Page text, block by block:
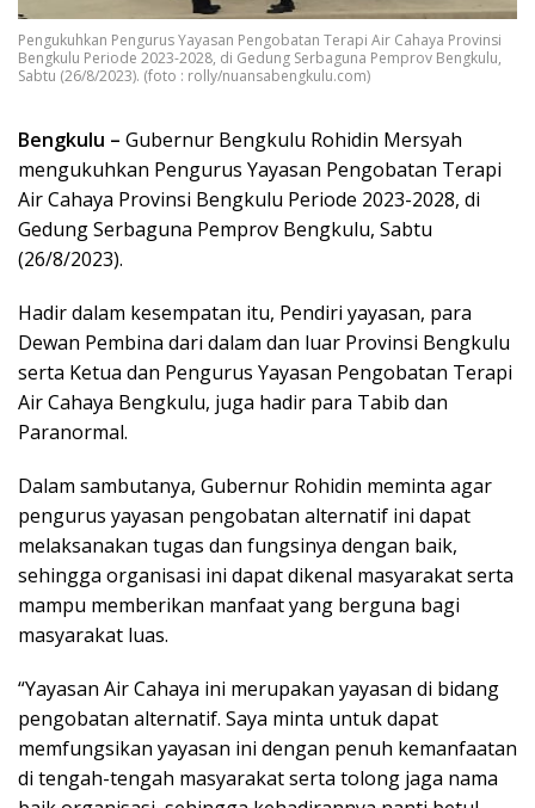
Pengukuhkan Pengurus Yayasan Pengobatan Terapi Air Cahaya Provinsi
Bengkulu Periode 2023-2028, di Gedung Serbaguna Pemprov Bengkulu,
Sabtu (26/8/2023). (foto : rolly/nuansabengkulu.com)
Bengkulu – Gubernur Bengkulu Rohidin Mersyah
mengukuhkan Pengurus Yayasan Pengobatan Terapi
Air Cahaya Provinsi Bengkulu Periode 2023-2028, di
Gedung Serbaguna Pemprov Bengkulu, Sabtu
(26/8/2023).
Hadir dalam kesempatan itu, Pendiri yayasan, para
Dewan Pembina dari dalam dan luar Provinsi Bengkulu
serta Ketua dan Pengurus Yayasan Pengobatan Terapi
Air Cahaya Bengkulu, juga hadir para Tabib dan
Paranormal.
Dalam sambutanya, Gubernur Rohidin meminta agar
pengurus yayasan pengobatan alternatif ini dapat
melaksanakan tugas dan fungsinya dengan baik,
sehingga organisasi ini dapat dikenal masyarakat serta
mampu memberikan manfaat yang berguna bagi
masyarakat luas.
“Yayasan Air Cahaya ini merupakan yayasan di bidang
pengobatan alternatif. Saya minta untuk dapat
memfungsikan yayasan ini dengan penuh kemanfaatan
di tengah-tengah masyarakat serta tolong jaga nama